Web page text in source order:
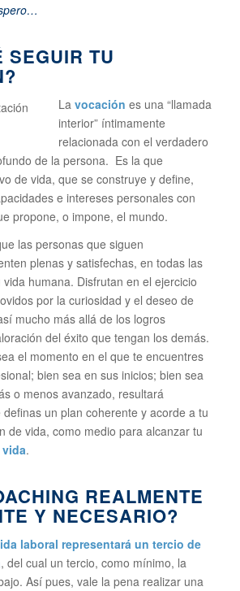
SEGUIR TU
La vocación es una “llamada
interior” íntimamente
relacionada con el verdadero
de la persona. Es la que
de vida, que se construye y define,
e intereses personales con
propone, o impone, el mundo.
las personas que siguen
plenas y satisfechas, en todas las
humana. Disfrutan en el ejercicio
por la curiosidad y el deseo de
mucho más allá de los logros
del éxito que tengan los demás.
el momento en el que te encuentres
bien sea en sus inicios; bien sea
o menos avanzado, resultará
un plan coherente y acorde a tu
de vida, como medio para alcanzar tu
.
REALMENTE
Y NECESARIO?
laboral representará un tercio de
, del cual un tercio, como mínimo, la
Así pues, vale la pena realizar una